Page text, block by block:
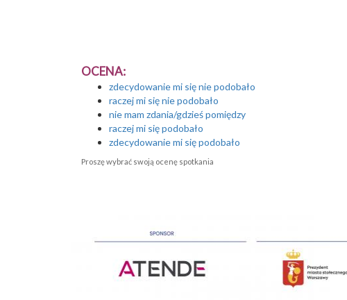
OCENA:
zdecydowanie mi się nie podobało
raczej mi się nie podobało
nie mam zdania/gdzieś pomiędzy
raczej mi się podobało
zdecydowanie mi się podobało
Proszę wybrać swoją ocenę spotkania